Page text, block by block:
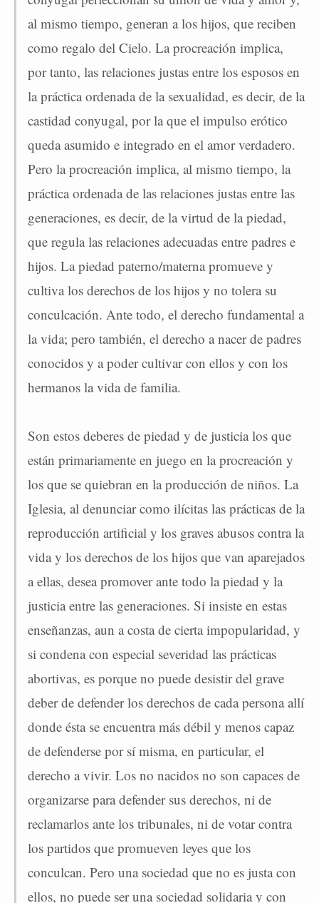
al mismo tiempo, generan a los hijos, que reciben
como regalo del Cielo. La procreación implica,
por tanto, las relaciones justas entre los esposos en
la práctica ordenada de la sexualidad, es decir, de la
castidad conyugal, por la que el impulso erótico
queda asumido e integrado en el amor verdadero.
Pero la procreación implica, al mismo tiempo, la
práctica ordenada de las relaciones justas entre las
generaciones, es decir, de la virtud de la piedad,
que regula las relaciones adecuadas entre padres e
hijos. La piedad paterno/materna promueve y
cultiva los derechos de los hijos y no tolera su
conculcación. Ante todo, el derecho fundamental a
la vida; pero también, el derecho a nacer de padres
conocidos y a poder cultivar con ellos y con los
hermanos la vida de familia.
Son estos deberes de piedad y de justicia los que
están primariamente en juego en la procreación y
los que se quiebran en la producción de niños. La
Iglesia, al denunciar como ilícitas las prácticas de la
reproducción artificial y los graves abusos contra la
vida y los derechos de los hijos que van aparejados
a ellas, desea promover ante todo la piedad y la
justicia entre las generaciones. Si insiste en estas
enseñanzas, aun a costa de cierta impopularidad, y
si condena con especial severidad las prácticas
abortivas, es porque no puede desistir del grave
deber de defender los derechos de cada persona allí
donde ésta se encuentra más débil y menos capaz
de defenderse por sí misma, en particular, el
derecho a vivir. Los no nacidos no son capaces de
organizarse para defender sus derechos, ni de
reclamarlos ante los tribunales, ni de votar contra
los partidos que promueven leyes que los
conculcan. Pero una sociedad que no es justa con
ellos, no puede ser una sociedad solidaria y con